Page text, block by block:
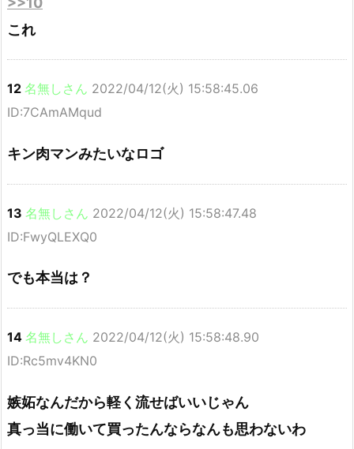
これ
12 名無しさん 2022/04/12(火) 15:58:45.06
ID:7CAmAMqud
キン肉マンみたいなロゴ
13 名無しさん 2022/04/12(火) 15:58:47.48
ID:FwyQLEXQ0
でも本当は？
14 名無しさん 2022/04/12(火) 15:58:48.90
ID:Rc5mv4KN0
嫉妬なんだから軽く流せばいいじゃん
真っ当に働いて買ったんならなんも思わないわ